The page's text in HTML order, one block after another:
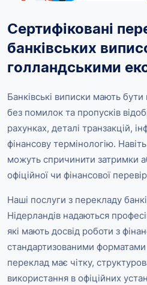
Сертифіковані
банківських
голландськими
Банківські виписки мають
без помилок та пропусків
рахунках, деталі транзакцій,
фінансову термінологію.
можуть спричинити затримки
офіційної чи фінансової
Наші послуги з перекладу
Нідерландів надаються
які мають досвід роботи з
стандартизованими форматами
переклад має чітку,
використання в офіційних